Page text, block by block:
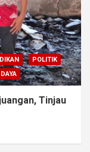
POLITIK
Tinjau